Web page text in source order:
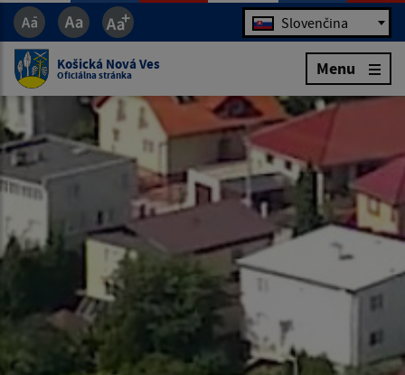
Jazyk Slovenčina
Košická Nová Ves
Oficiálna stránka Menu